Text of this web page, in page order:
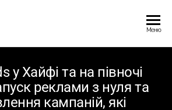
Ads і
Меню
у Хайфі та на півночі
реклами з нуля та
кампаній, які